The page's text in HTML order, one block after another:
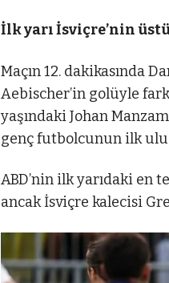
İlk yarı İsviçre’nin
Maçın 12. dakikasında
Aebischer’in golüyle
yaşındaki Johan
genç futbolcunun ilk
ABD’nin ilk yarıdaki en
ancak İsviçre kalecisi